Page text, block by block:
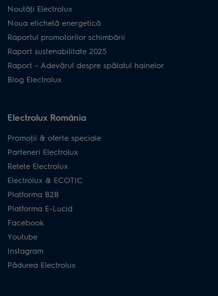
Noutăţi Electrolux
Noua etichetă energetică
Raportul promotorilor schimbării
Raport sustenabilitate 2025
Raport – Adevărul despre spălatul hainelor
Blog Electrolux
Electrolux România
Promoţii & oferte speciale
Parteneri Electrolux
Retete Electrolux
Electrolux & ECOTIC
Platforma B2B
Platforma E-Lucid
Facebook
Youtube
Instagram
Pădurea Electrolux